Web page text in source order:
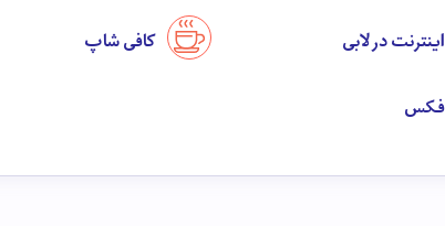
اینترنت در لابی کافی شاپ
فکس